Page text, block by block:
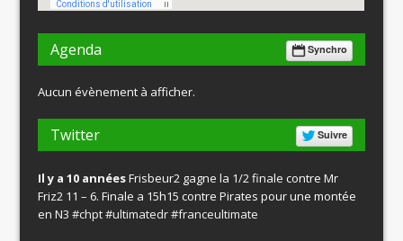
Agenda Synchro
Aucun évènement à afficher.
Twitter Suivre
Il y a 10 annéesFrisbeur2 gagne la 1/2 finale contre Mr
Friz2 11 – 6. Finale a 15h15 contre Pirates pour une montée
en N3#chpt#ultimatedr#franceultimate